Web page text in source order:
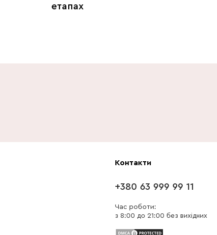
етапах
Контакти
+380 63 999 99 11
Час роботи:
з 8:00 до 21:00 без вихідних